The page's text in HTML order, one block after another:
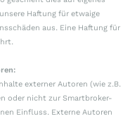
Haftung für etwaige
aus. Eine Haftung für
externer Autoren (wie z.B.
oder nicht zur Smartbroker-
Einfluss. Externe Autoren